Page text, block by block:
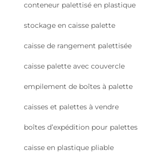
conteneur palettisé en plastique
stockage en caisse palette
caisse de rangement palettisée
caisse palette avec couvercle
empilement de boîtes à palette
caisses et palettes à vendre
boîtes d’expédition pour palettes
caisse en plastique pliable